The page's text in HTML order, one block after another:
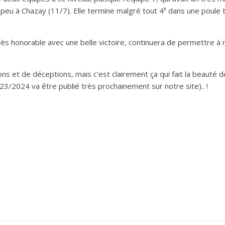
à Chazay (11/7). Elle termine malgré tout 4e dans une poule
honorable avec une belle victoire, continuera de permettre
et de déceptions, mais c’est clairement ça qui fait la
2024 va être publié très prochainement sur notre site).. !